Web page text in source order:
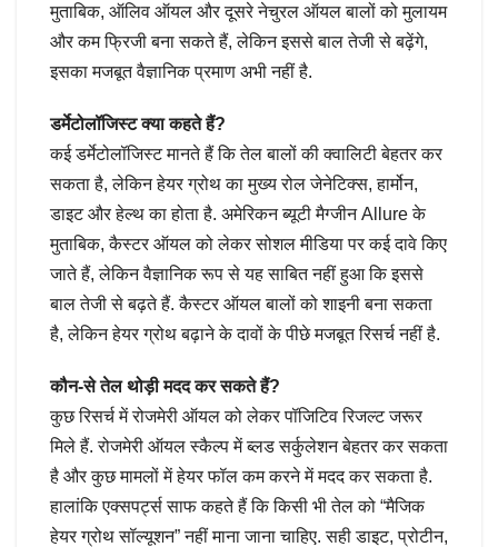
मुताबिक, ऑलिव ऑयल और दूसरे नेचुरल ऑयल बालों को मुलायम
और कम फ्रिजी बना सकते हैं, लेकिन इससे बाल तेजी से बढ़ेंगे,
इसका मजबूत वैज्ञानिक प्रमाण अभी नहीं है.
डर्मेटोलॉजिस्ट क्या कहते हैं?
कई डर्मेटोलॉजिस्ट मानते हैं कि तेल बालों की क्वालिटी बेहतर कर
सकता है, लेकिन हेयर ग्रोथ का मुख्य रोल जेनेटिक्स, हार्मोन,
डाइट और हेल्थ का होता है. अमेरिकन ब्यूटी मैग्जीन Allure के
मुताबिक, कैस्टर ऑयल को लेकर सोशल मीडिया पर कई दावे किए
जाते हैं, लेकिन वैज्ञानिक रूप से यह साबित नहीं हुआ कि इससे
बाल तेजी से बढ़ते हैं. कैस्टर ऑयल बालों को शाइनी बना सकता
है, लेकिन हेयर ग्रोथ बढ़ाने के दावों के पीछे मजबूत रिसर्च नहीं है.
कौन-से तेल थोड़ी मदद कर सकते हैं?
कुछ रिसर्च में रोजमेरी ऑयल को लेकर पॉजिटिव रिजल्ट जरूर
मिले हैं. रोजमेरी ऑयल स्कैल्प में ब्लड सर्कुलेशन बेहतर कर सकता
है और कुछ मामलों में हेयर फॉल कम करने में मदद कर सकता है.
हालांकि एक्सपर्ट्स साफ कहते हैं कि किसी भी तेल को “मैजिक
हेयर ग्रोथ सॉल्यूशन” नहीं माना जाना चाहिए. सही डाइट, प्रोटीन,